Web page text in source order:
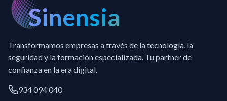
Sinensia
Transformamos empresas a través de la tecnología, la
seguridad y la formación especializada. Tu partner de
confianza en la era digital.
934 094 040